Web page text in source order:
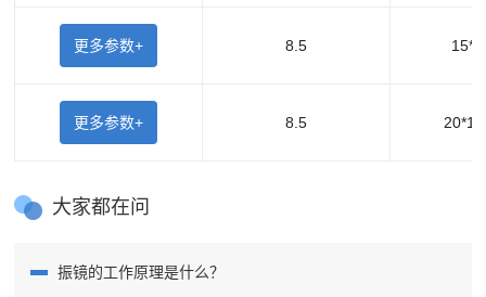
更多参数+ 8.5
更多参数+ 8.5
大家都在问
振镜的工作原理是什么？